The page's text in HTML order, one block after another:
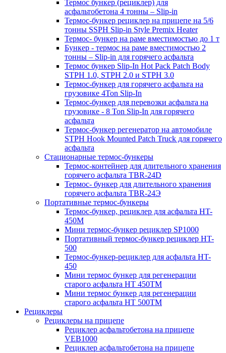
Термос бункер (рециклер) для
асфальтобетона 4 тонны – Slip-in
Термос-бункер рециклер на прицепе на 5/6
тонны SSPH Slip-in Style Premix Heater
Термос- бункер на раме вместимостью до 1 т
Бункер - термос на раме вместимостью 2
тонны – Slip-in для горячего асфальта
Термос бункер Slip-In Hot Pack Patch Body
STPH 1.0, STPH 2.0 и STPH 3.0
Термос-бункер для горячего асфальта на
грузовике 4Ton Slip-In
Термос-бункер для перевозки асфальта на
грузовике - 8 Ton Slip-In для горячего
асфальта
Термос-бункер регенератор на автомобиле
STPH Hook Mounted Patch Truck для горячего
асфальта
Стационарные термос-бункеры
Термос-контейнер для длительного хранения
горячего асфальта TBR-24D
Термос- бункер для длительного хранения
горячего асфальта TBR-24Э
Портативные термос-бункеры
Термос-бункер, рециклер для асфальта HT-
450M
Мини термос-бункер рециклер SP1000
Портативный термос-бункер рециклер HT-
500
Термос-бункер-рециклер для асфальта HT-
450
Мини термос бункер для регенерации
старого асфальта НТ 450ТМ
Мини термос бункер для регенерации
старого асфальта НТ 500ТМ
Рециклеры
Рециклеры на прицепе
Рециклер асфальтобетона на прицепе
VEB1000
Рециклер асфальтобетона на прицепе